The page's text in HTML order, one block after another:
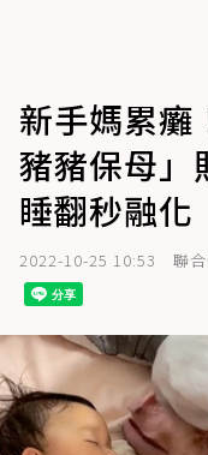
新手媽累癱
豬豬保母」
睡翻秒融化
2022-10-25 10:53 聯